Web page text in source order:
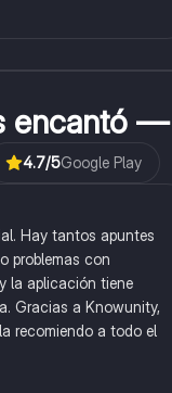
encantó —
4.7/5Google Play
Hay tantos apuntes
problemas con
la aplicación tiene
Gracias a Knowunity,
recomiendo a todo el